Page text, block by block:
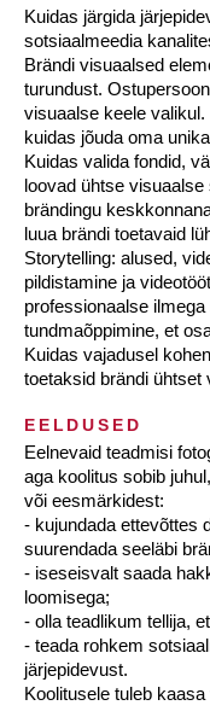
Kuidas järgida
sotsiaalmeedia
Brändi visuaalsed
turundust.
visuaalse keele
kuidas jõuda oma
Kuidas valida fondid,
loovad ühtse
brändingu
luua brändi toetavaid
Storytelling: alused,
pildistamine ja
professionaalse
tundmaõppimine, et
Kuidas vajadusel
toetaksid brändi ühtset
EELDUSED
Eelnevaid teadmisi
aga koolitus sobib
või eesmärkidest:
- kujundada ettevõttes
suurendada seeläbi
- iseseisvalt saada
loomisega;
- olla teadlikum tellija,
- teada rohkem
järjepidevust.
Koolitusele tuleb